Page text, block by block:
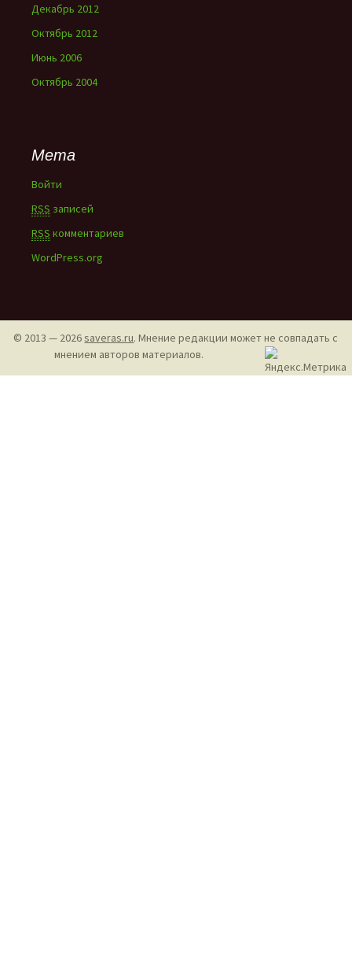
Декабрь 2012
Октябрь 2012
Июнь 2006
Октябрь 2004
Мета
Войти
RSS записей
RSS комментариев
WordPress.org
© 2013 — 2026saveras.ru. Мнение редакции может не совпадать с
мнением авторов материалов.